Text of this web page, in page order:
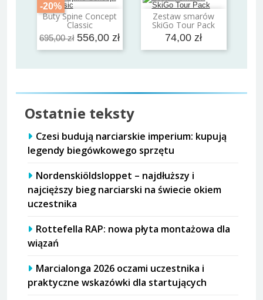
-20%
Buty Spine Concept
Classic
695,00 zł 556,00 zł
Dodaj do koszyka Zestaw smarów
SkiGo Tour Pack
74,00 zł
Dodaj do koszyka
Ostatnie teksty
Czesi budują narciarskie imperium: kupują
legendy biegówkowego sprzętu
Nordenskiöldsloppet – najdłuższy i
najcięższy bieg narciarski na świecie okiem
uczestnika
Rottefella RAP: nowa płyta montażowa dla
wiązań
Marcialonga 2026 oczami uczestnika i
praktyczne wskazówki dla startujących